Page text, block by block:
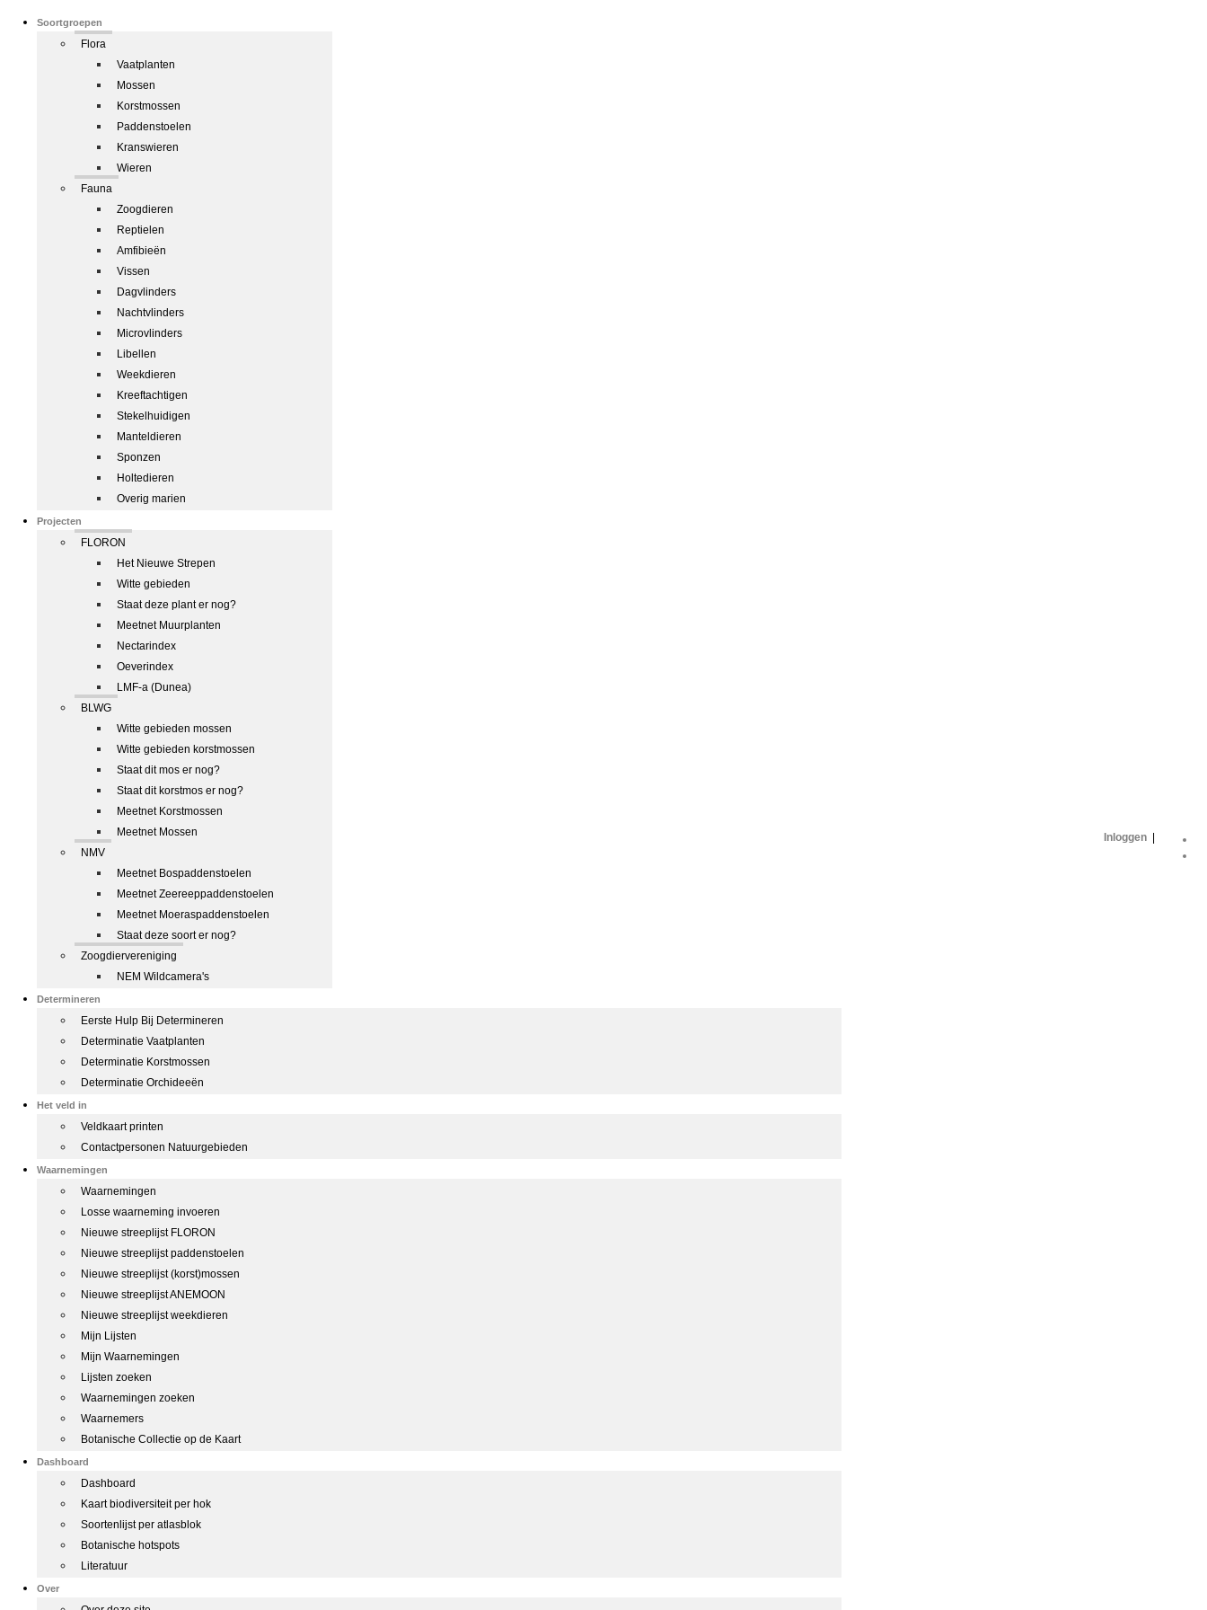
Soortgroepen
Flora
Vaatplanten
Mossen
Korstmossen
Paddenstoelen
Kranswieren
Wieren
Fauna
Zoogdieren
Reptielen
Amfibieën
Vissen
Dagvlinders
Nachtvlinders
Microvlinders
Libellen
Weekdieren
Kreeftachtigen
Stekelhuidigen
Manteldieren
Sponzen
Holtedieren
Overig marien
Projecten
FLORON
Het Nieuwe Strepen
Witte gebieden
Staat deze plant er nog?
Meetnet Muurplanten
Nectarindex
Oeverindex
LMF-a (Dunea)
BLWG
Witte gebieden mossen
Witte gebieden korstmossen
Staat dit mos er nog?
Staat dit korstmos er nog?
Meetnet Korstmossen
Meetnet Mossen
NMV
Meetnet Bospaddenstoelen
Meetnet Zeereeppaddenstoelen
Meetnet Moeraspaddenstoelen
Staat deze soort er nog?
Zoogdiervereniging
NEM Wildcamera's
Determineren
Eerste Hulp Bij Determineren
Determinatie Vaatplanten
Determinatie Korstmossen
Determinatie Orchideeën
Het veld in
Veldkaart printen
Contactpersonen Natuurgebieden
Waarnemingen
Waarnemingen
Losse waarneming invoeren
Nieuwe streeplijst FLORON
Nieuwe streeplijst paddenstoelen
Nieuwe streeplijst (korst)mossen
Nieuwe streeplijst ANEMOON
Nieuwe streeplijst weekdieren
Mijn Lijsten
Mijn Waarnemingen
Lijsten zoeken
Waarnemingen zoeken
Waarnemers
Botanische Collectie op de Kaart
Dashboard
Dashboard
Kaart biodiversiteit per hok
Soortenlijst per atlasblok
Botanische hotspots
Literatuur
Over
Inloggen